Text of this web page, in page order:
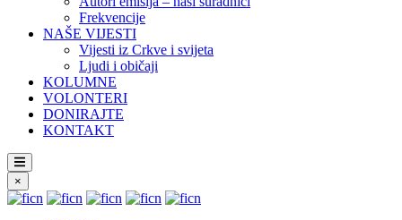
Frekvencije
NAŠE VIJESTI
Vijesti iz Crkve i svijeta
Ljudi i običaji
KOLUMNE
VOLONTERI
DONIRAJTE
KONTAKT
×